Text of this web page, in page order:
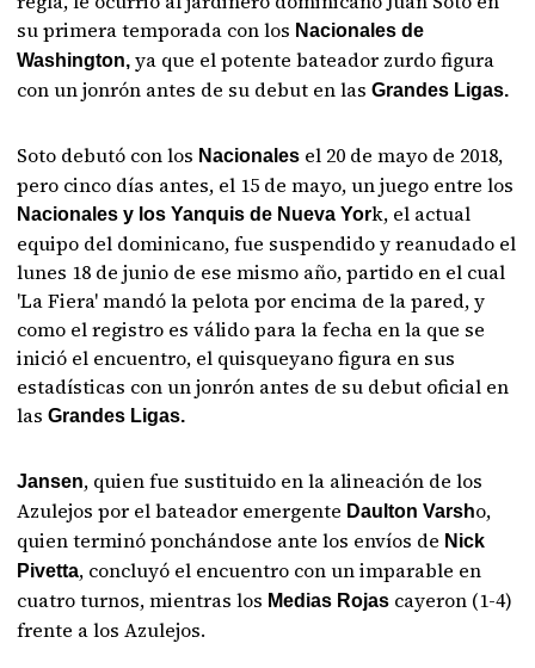
su primera temporada con los Nacionales de
Washington, ya que el potente bateador zurdo figura
con un jonrón antes de su debut en lasGrandes Ligas.
Soto debutó con los Nacionales el 20 de mayo de 2018,
pero cinco días antes, el 15 de mayo, un juego entre los
Nacionales y los Yanquis de Nueva York, el actual
equipo del dominicano, fue suspendido y reanudado el
lunes 18 de junio de ese mismo año, partido en el cual
'La Fiera' mandó la pelota por encima de la pared, y
como el registro es válido para la fecha en la que se
inició el encuentro, el quisqueyano figura en sus
estadísticas con un jonrón antes de su debut oficial en
lasGrandes Ligas.
Jansen, quien fue sustituido en la alineación de los
Azulejos por el bateador emergente Daulton Varsho,
quien terminó ponchándose ante los envíos de Nick
Pivetta, concluyó el encuentro con un imparable en
cuatro turnos, mientras los Medias Rojas cayeron (1-4)
frente a los Azulejos.